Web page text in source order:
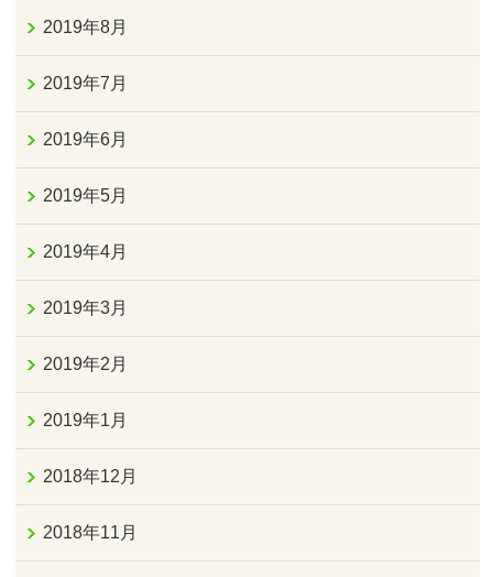
2019年8月
2019年7月
2019年6月
2019年5月
2019年4月
2019年3月
2019年2月
2019年1月
2018年12月
2018年11月